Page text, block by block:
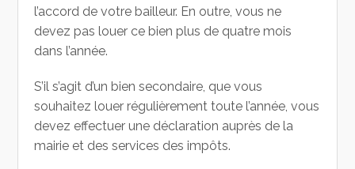
l’accord de votre bailleur. En outre, vous ne
devez pas louer ce bien plus de quatre mois
dans l’année.
S’il s’agit d’un bien secondaire, que vous
souhaitez louer régulièrement toute l’année, vous
devez effectuer une déclaration auprès de la
mairie et des services des impôts.